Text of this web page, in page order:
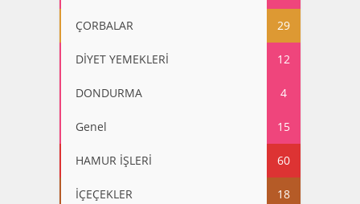
ÇORBALAR 29
DİYET YEMEKLERİ 12
DONDURMA 4
Genel 15
HAMUR İŞLERİ 60
İÇEÇEKLER 18